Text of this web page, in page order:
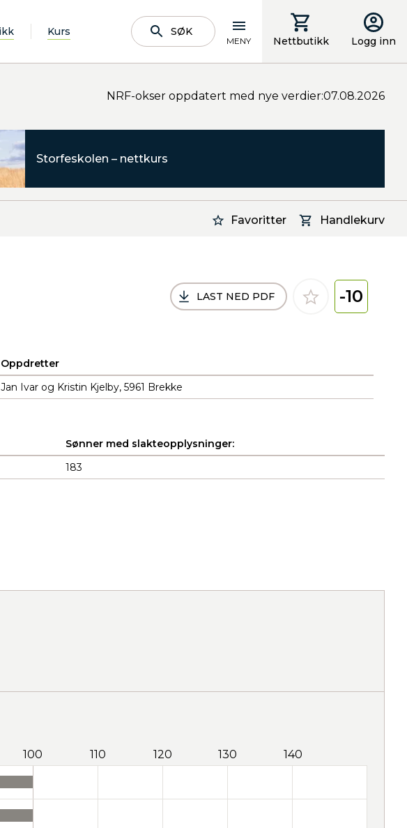
Kurs SØK
MENY Nettbutikk Logg inn
NRF-okser oppdatert med nye verdier:07.08.2026
Storfeskolen – nettkurs
Favoritter Handlekurv
LAST NED PDF -10
Oppdretter
Jan Ivar og Kristin Kjelby, 5961 Brekke
Sønner med slakteopplysninger:
183
100 110 120 130 140